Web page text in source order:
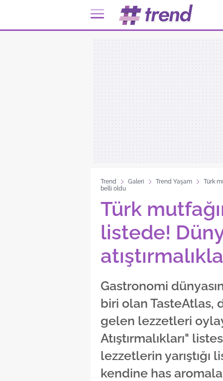
Trend Galeri Trend Yaşam
Türk
belli oldu
Türk
listede!
Gastronomi
biri olan TasteAtlas,
gelen lezzetleri
Atıştırmalıkları"
lezzetlerin
kendine has